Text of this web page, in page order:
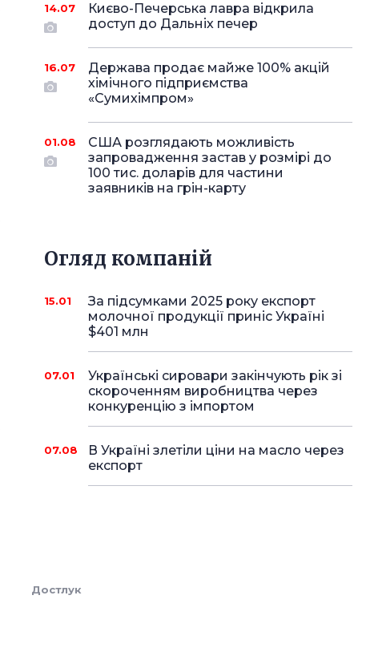
Достлук
14.07
Києво-Печерська лавра відкрила
доступ до Дальніх печер
16.07
Держава продає майже 100% акцій
хімічного підприємства
«Сумихімпром»
01.08
США розглядають можливість
запровадження застав у розмірі до
100 тис. доларів для частини
заявників на грін-карту
Огляд компаній
15.01
За підсумками 2025 року експорт
молочної продукції приніс Україні
$401 млн
07.01
Українські сировари закінчують рік зі
скороченням виробництва через
конкуренцію з імпортом
07.08
В Україні злетіли ціни на масло через
експорт